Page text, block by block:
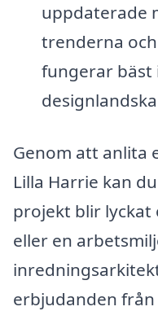
uppdaterade
trenderna
fungerar bäst
Genom att anlita
Lilla Harrie kan
projekt blir
eller en
erbjudanden från